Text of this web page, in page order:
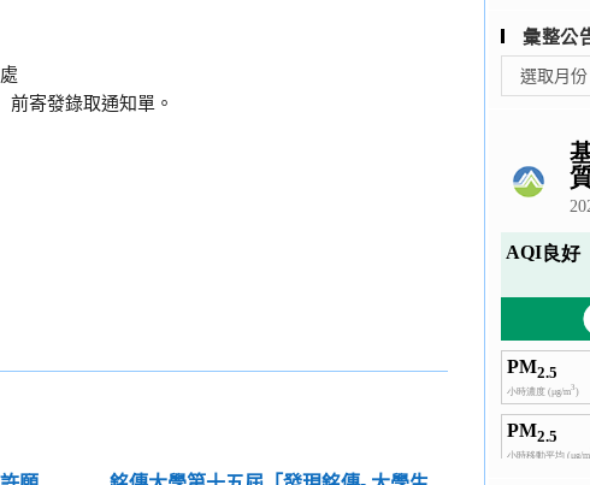
寄發錄取通知單。
彙整公
整
選取月份